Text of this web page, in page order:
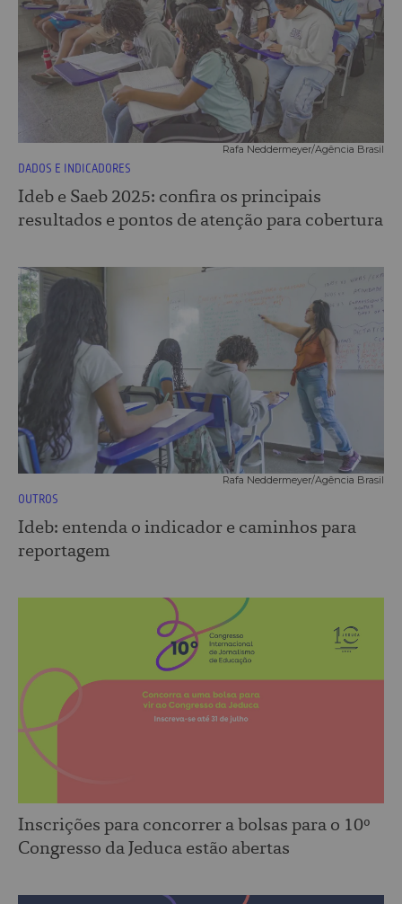
Rafa Neddermeyer/Agência Brasil
DADOS E INDICADORES
Ideb e Saeb 2025: confira os principais
resultados e pontos de atenção para cobertura
Rafa Neddermeyer/Agência Brasil
OUTROS
Ideb: entenda o indicador e caminhos para
reportagem
Inscrições para concorrer a bolsas para o 10º
Congresso da Jeduca estão abertas